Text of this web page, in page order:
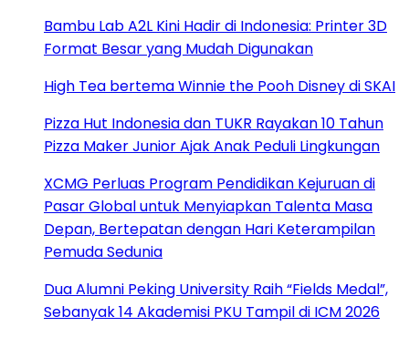
Bambu Lab A2L Kini Hadir di Indonesia: Printer 3D
Format Besar yang Mudah Digunakan
High Tea bertema Winnie the Pooh Disney di SKAI
Pizza Hut Indonesia dan TUKR Rayakan 10 Tahun
Pizza Maker Junior Ajak Anak Peduli Lingkungan
XCMG Perluas Program Pendidikan Kejuruan di
Pasar Global untuk Menyiapkan Talenta Masa
Depan, Bertepatan dengan Hari Keterampilan
Pemuda Sedunia
Dua Alumni Peking University Raih “Fields Medal”,
Sebanyak 14 Akademisi PKU Tampil di ICM 2026